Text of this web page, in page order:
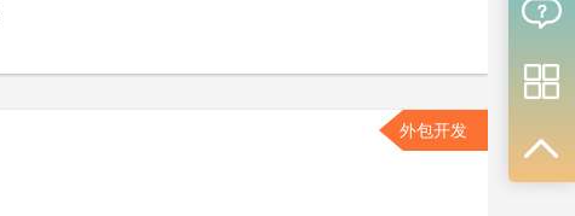
外包开发